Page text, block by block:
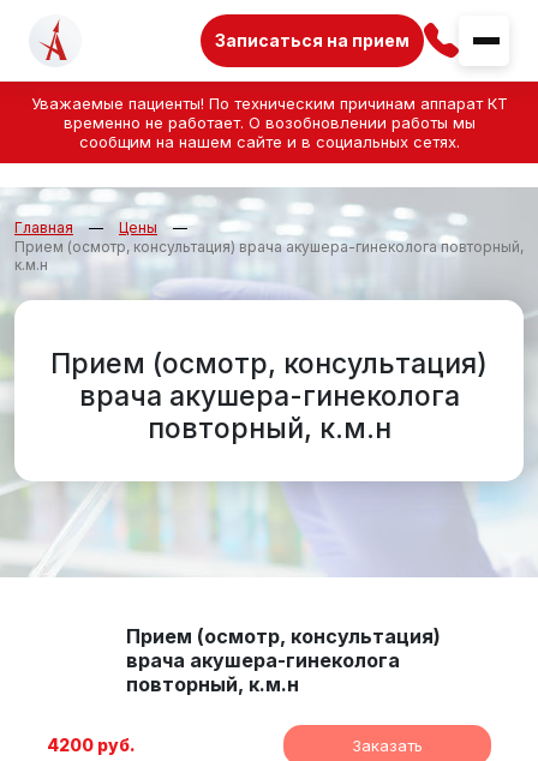
Уважаемые пациенты! По техническим причинам аппарат КТ
временно не работает. О возобновлении работы мы
сообщим на нашем сайте и в социальных сетях.
Записаться на прием
Главная
Цены
Прием (осмотр, консультация) врача акушера-гинеколога повторный,
к.м.н
Прием (осмотр, консультация)
врача акушера-гинеколога
повторный, к.м.н
Прием (осмотр, консультация)
врача акушера-гинеколога
повторный, к.м.н
4200 руб. Заказать